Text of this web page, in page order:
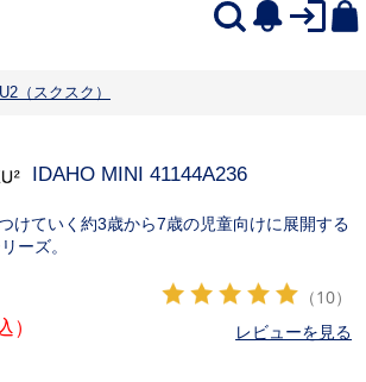
（スクスク）
IDAHO MINI 41144A236
けていく約3歳から7歳の児童向けに展開する
ーズ。
）
（10）
レビューを見る